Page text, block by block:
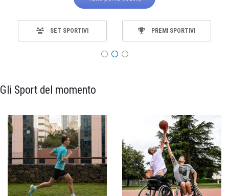
SET SPORTIVI PREMI SPORTIVI
Gli Sport del momento